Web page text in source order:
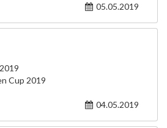
05.05.2019
Cup 2019
04.05.2019